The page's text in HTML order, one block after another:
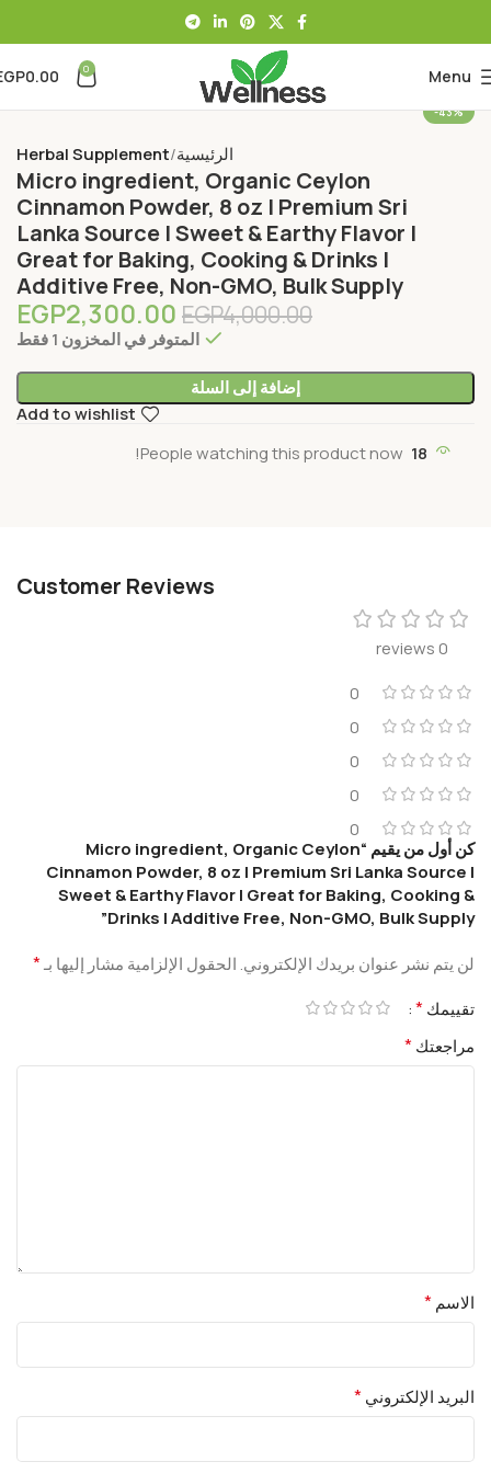
Menu
0
0.00
-43%
الرئيسية Herbal Supplement
Micro ingredient, Organic Ceylon
Cinnamon Powder, 8 oz | Premium Sri
Lanka Source | Sweet & Earthy Flavor |
Great for Baking, Cooking & Drinks |
Additive Free, Non-GMO, Bulk Supply
EGP4,000.00
EGP2,300.00
المتوفر في المخزون 1 فقط
إضافة إلى السلة
Add to wishlist
18
People watching this product now!
Customer Reviews
0 reviews
0
0
0
0
0
كن أول من يقيم “Micro ingredient, Organic Ceylon
Cinnamon Powder, 8 oz | Premium Sri Lanka Source |
Sweet & Earthy Flavor | Great for Baking, Cooking &
Drinks | Additive Free, Non-GMO, Bulk Supply”
لن يتم نشر عنوان بريدك الإلكتروني.الحقول الإلزامية مشار إليها بـ*
تقييمك*
مراجعتك*
الاسم*
البريد الإلكتروني*